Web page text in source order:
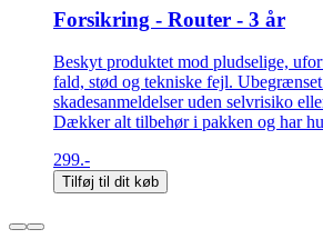
Forsikring - Router - 3 år
Beskyt produktet mod pludselige,
fald, stød og tekniske fejl.
skadesanmeldelser uden selvrisiko
Dækker alt tilbehør i pakken og har
299.-
Tilføj til dit køb